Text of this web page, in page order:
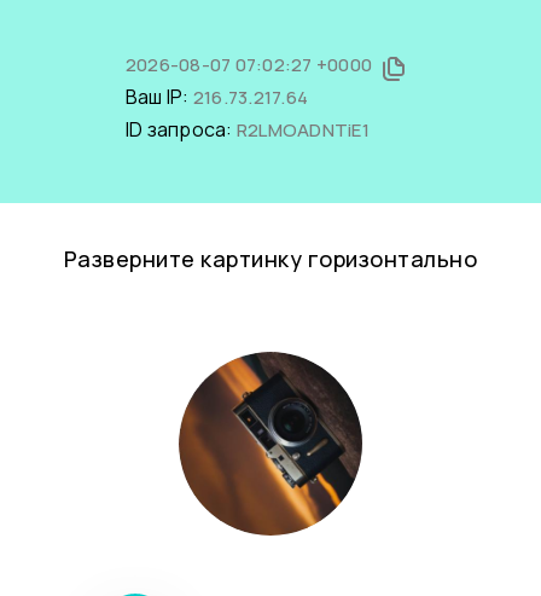
2026-08-07 07:02:27 +0000
Ваш IP: 216.73.217.64
ID запроса: R2LMOADNTiE1
Разверните картинку горизонтально